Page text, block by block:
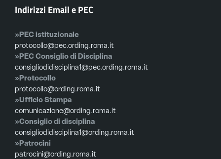
Indirizzi Email e PEC
»PEC istituzionale
protocollo@pec.ording.roma.it
»PEC Consiglio di Disciplina
consigliodidisciplina1@pec.ording.roma.it
»Protocollo
protocollo@ording.roma.it
»Ufficio Stampa
comunicazione@ording.roma.it
»Consiglio di disciplina
consigliodidisciplina1@ording.roma.it
»Patrocini
patrocini@ording.roma.it